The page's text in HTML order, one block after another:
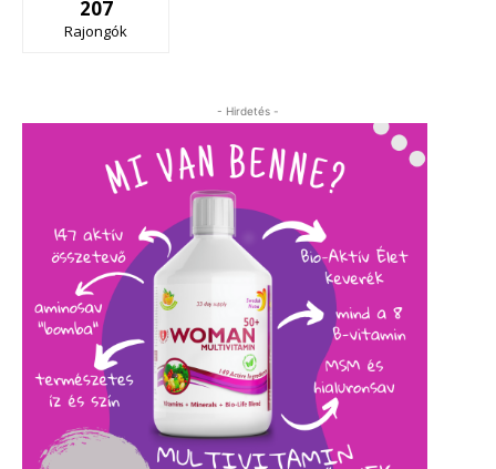
207
Rajongók
- Hirdetés -